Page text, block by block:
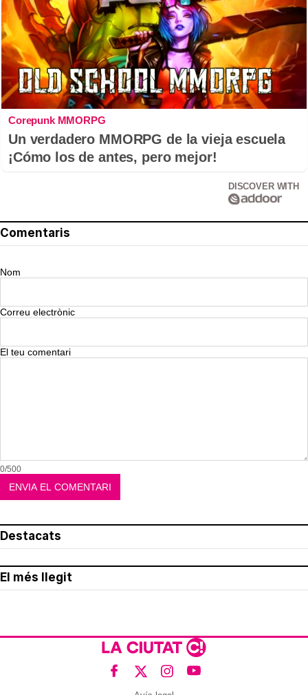
Corepunk MMORPG
Un verdadero MMORPG de la vieja escuela
¡Cómo los de antes, pero mejor!
DISCOVER WITH
Comentaris
Nom
Correu electrònic
El teu comentari
0/500
Destacats
El més llegit